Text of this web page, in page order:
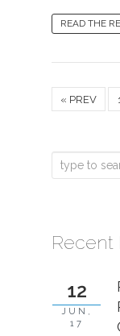
READ THE
« PREV
Recent
12
JUN,
17